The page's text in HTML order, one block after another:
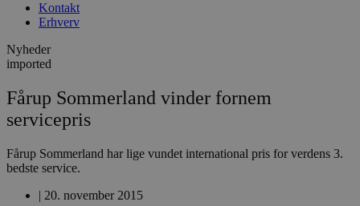
Kontakt
Erhverv
Nyheder
imported
Fårup Sommerland vinder fornem
servicepris
Fårup Sommerland har lige vundet international pris for verdens 3.
bedste service.
| 20. november 2015